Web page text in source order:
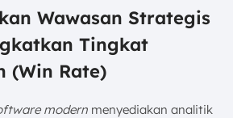
Wawasan Strategis
Tingkat
(Win Rate)
modern menyediakan analitik